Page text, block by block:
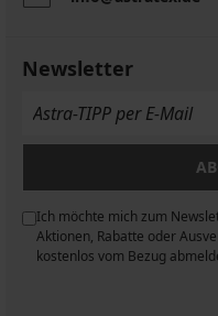
Newsletter
Ich möchte mich zum
Aktionen, Rabatte oder
kostenlos vom Bezug